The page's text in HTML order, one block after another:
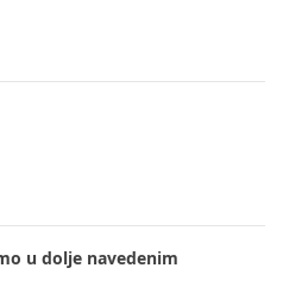
u dolje navedenim